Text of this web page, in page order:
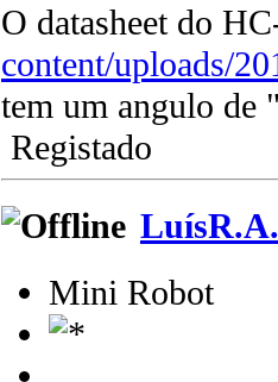
O datasheet do
content/uploads/
tem um angulo de
Registado
LuísR.A.
Mini Robot